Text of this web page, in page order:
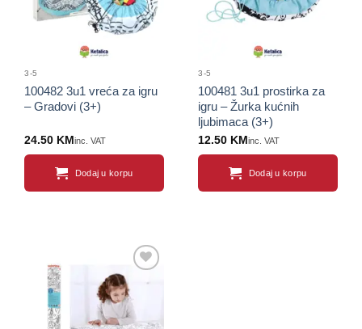
3-5
100482 3u1 vreća za igru
– Gradovi (3+)
24.50 KM inc. VAT
Dodaj u korpu
3-5
100481 3u1 prostirka za
igru – Žurka kućnih
ljubimaca (3+)
12.50 KM inc. VAT
Dodaj u korpu
Sačuvaj
proizvod